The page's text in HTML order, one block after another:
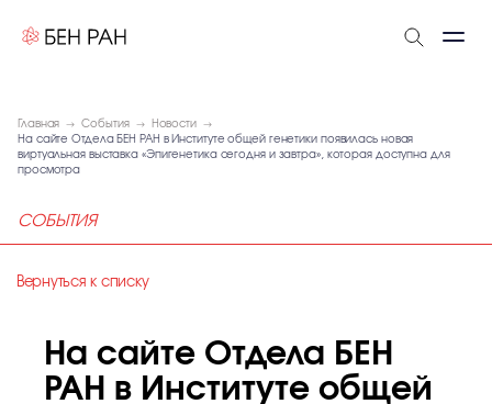
Главная События
Новости
На сайте Отдела БЕН РАН в Институте общей генетики появилась новая
виртуальная выставка «Эпигенетика сегодня и завтра», которая доступна для
просмотра
СОБЫТИЯ
Вернуться к списку
На сайте Отдела БЕН
РАН в Институте общей